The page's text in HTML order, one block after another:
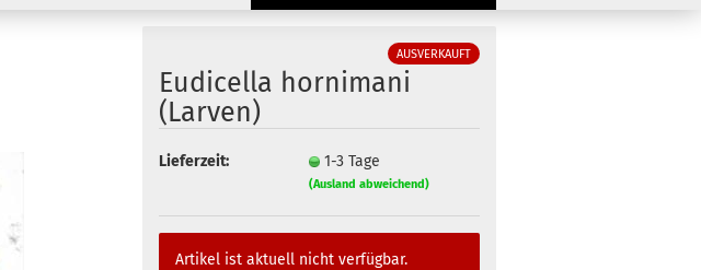
Konto erstellen
AUSVERKAUFT
Eudicella hornimani
(Larven)
Lieferzeit: 1-3 Tage
(Ausland abweichend)
Artikel ist aktuell nicht verfügbar.